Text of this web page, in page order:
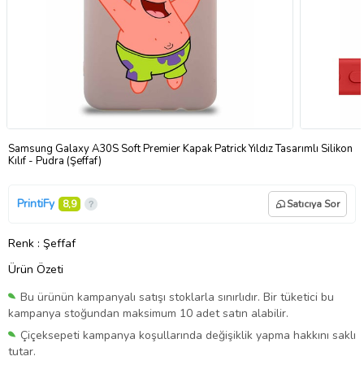
Samsung Galaxy A30S Soft Premier Kapak Patrick Yıldız Tasarımlı Silikon
Kılıf - Pudra (Şeffaf)
PrintiFy 8,9 Satıcıya Sor
Renk : Şeffaf
Ürün Özeti
Bu ürünün kampanyalı satışı stoklarla sınırlıdır. Bir tüketici bu
kampanya stoğundan maksimum 10 adet satın alabilir.
Çiçeksepeti kampanya koşullarında değişiklik yapma hakkını saklı
tutar.